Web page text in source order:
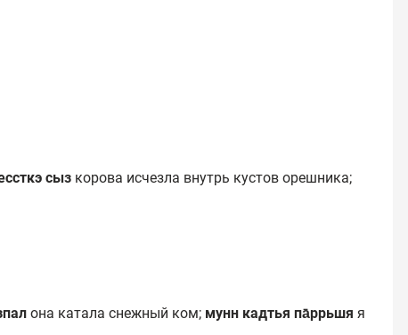
сыз корова исчезла внутрь кустов орешника;
она катала снежный ком; мунн кадтья па̄ррьшя я